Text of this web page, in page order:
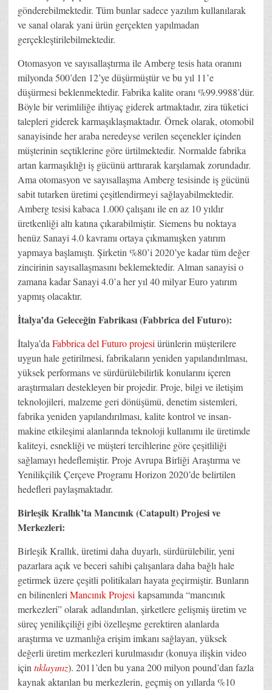
gönderebilmektedir. Tüm bunlar sadece yazılım kullanılarak
ve sanal olarak yani ürün gerçekten yapılmadan
gerçekleştirilebilmektedir.
Otomasyon ve sayısallaştırma ile Amberg tesis hata oranını
milyonda 500’den 12’ye düşürmüştür ve bu yıl 11’e
düşürmesi beklenmektedir. Fabrika kalite oranı %99.9988’dür.
Böyle bir verimliliğe ihtiyaç giderek artmaktadır, zira tüketici
talepleri giderek karmaşıklaşmaktadır. Örnek olarak, otomobil
sanayisinde her araba neredeyse verilen seçenekler içinden
müşterinin seçtiklerine göre ürtilmektedir. Normalde fabrika
artan karmaşıklığı iş gücünü arttırarak karşılamak zorundadır.
Ama otomasyon ve sayısallaşma Amberg tesisinde iş gücünü
sabit tutarken üretimi çeşitlendirmeyi sağlayabilmektedir.
Amberg tesisi kabaca 1.000 çalışanı ile en az 10 yıldır
üretkenliği altı katına çıkarabilmiştir. Siemens bu noktaya
henüz Sanayi 4.0 kavramı ortaya çıkmamışken yatırım
yapmaya başlamıştı. Şirketin %80’i 2020’ye kadar tüm değer
zincirinin sayısallaşmasını beklemektedir. Alman sanayisi o
zamana kadar Sanayi 4.0’a her yıl 40 milyar Euro yatırım
yapmış olacaktır.
İtalya’da Geleceğin Fabrikası (Fabbrica del Futuro):
İtalya’da Fabbrica del Futuro projesi ürünlerin müşterilere
uygun hale getirilmesi, fabrikaların yeniden yapılandırılması,
yüksek performans ve sürdürülebilirlik konularını içeren
araştırmaları destekleyen bir projedir. Proje, bilgi ve iletişim
teknolojileri, malzeme geri dönüşümü, denetim sistemleri,
fabrika yeniden yapılandırılması, kalite kontrol ve insan-
makine etkileşimi alanlarında teknoloji kullanımı ile üretimde
kaliteyi, esnekliği ve müşteri tercihlerine göre çeşitliliği
sağlamayı hedeflemiştir. Proje Avrupa Birliği Araştırma ve
Yenilikçilik Çerçeve Programı Horizon 2020’de belirtilen
hedefleri paylaşmaktadır.
Birleşik Krallık’ta Mancınık (Catapult) Projesi ve
Merkezleri:
Birleşik Krallık, üretimi daha duyarlı, sürdürülebilir, yeni
pazarlara açık ve beceri sahibi çalışanlara daha bağlı hale
getirmek üzere çeşitli politikaları hayata geçirmiştir. Bunların
en bilinenleri Mancınık Projesi kapsamında “mancınık
merkezleri” olarak adlandırılan, şirketlere gelişmiş üretim ve
süreç yenilikçiliği gibi özelleşme gerektiren alanlarda
araştırma ve uzmanlığa erişim imkanı sağlayan, yüksek
değerli üretim merkezleri kurulmasıdır (konuya ilişkin video
için tıklayınız). 2011’den bu yana 200 milyon pound’dan fazla
kaynak aktarılan bu merkezlerin, geçmiş on yıllarda %10